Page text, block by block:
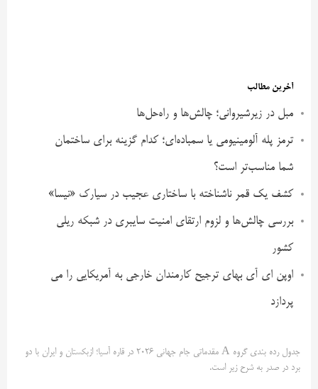
آخرین مطالب
مبل در زیرشیروانی؛ چالش‌ها و راه‌حل‌ها
ترمز پله آلومینیومی یا سمباده‌ای؛ کدام گزینه برای ساختمان
شما مناسب‌تر است؟
کشف یک قمر ناشناخته با ساختاری عجیب در سیارک «نیسا»
بررسی چالش‌ها و لزوم ارتقای امنیت سایبری در شبکه ریلی
کشور
اوپن ای آی بهای ترجیح کارمندان خارجی به آمریکایی را می
پردازد
جدول رده بندی گروه A مقدماتی جام جهانی 2026 در قاره آسیا؛ ازبکستان و ایران با دو
برد در صدر به شرح زیر است.